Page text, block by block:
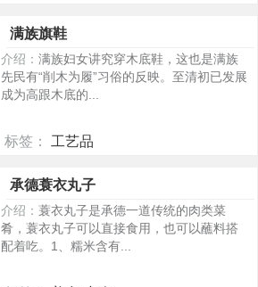
满族旗鞋
介绍： 满族妇女讲究穿木底鞋，这也是满族
先民有“削木为履”习俗的反映。至清初已发展
成为高跟木底的...
标签： 工艺品
承德蓑衣丸子
介绍： 蓑衣丸子是承德一道传统的肉类菜
肴，蓑衣丸子可以直接食用，也可以蘸料搭
配着吃。1、糯米含有...